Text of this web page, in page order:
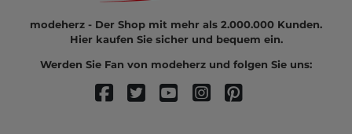
modeherz - Der Shop mit mehr als 2.000.000 Kunden.
Hier kaufen Sie sicher und bequem ein.
Werden Sie Fan von modeherz und folgen Sie uns: